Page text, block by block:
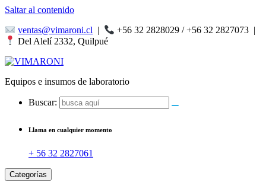
Saltar al contenido
ventas@vimaroni.cl | +56 32 2828029 / +56 32 2827073 |
Del Alelí 2332, Quilpué
Equipos e insumos de laboratorio
Buscar:
Llama en cualquier momento
+ 56 32 2827061
Categorías